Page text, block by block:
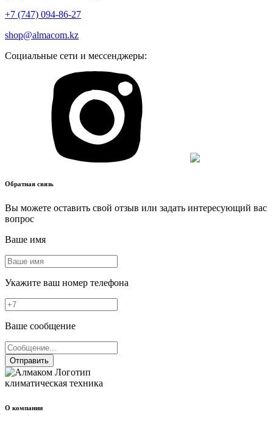
+7 (747) 094-86-27
shop@almacom.kz
Социальные сети и мессенджеры:
Обратная связь
Вы можете оставить свой отзыв или задать интересующий вас
вопрос
Ваше имя
Укажите ваш номер телефона
Ваше сообщение
Отправить
климатическая техника
О компании